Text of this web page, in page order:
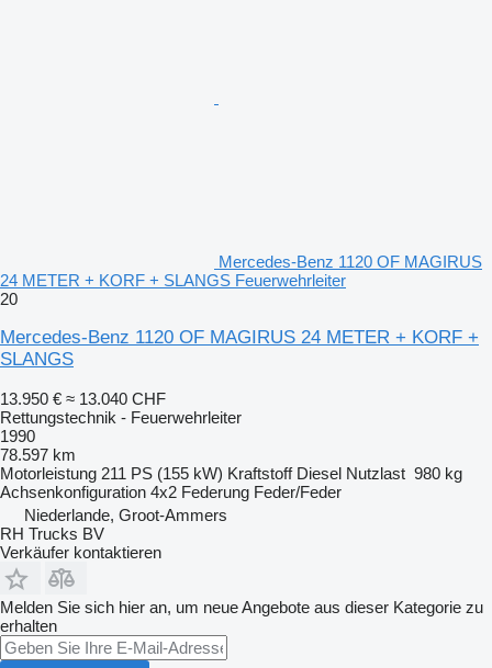
Mercedes-Benz 1120 OF MAGIRUS
24 METER + KORF + SLANGS Feuerwehrleiter
20
Mercedes-Benz 1120 OF MAGIRUS 24 METER + KORF +
SLANGS
13.950 € ≈ 13.040 CHF
Rettungstechnik - Feuerwehrleiter
1990
78.597 km
Motorleistung 211 PS (155 kW) Kraftstoff Diesel Nutzlast 980 kg
Achsenkonfiguration 4x2 Federung Feder/Feder
Niederlande, Groot-Ammers
RH Trucks BV
Verkäufer kontaktieren
Melden Sie sich hier an, um neue Angebote aus dieser Kategorie zu
erhalten